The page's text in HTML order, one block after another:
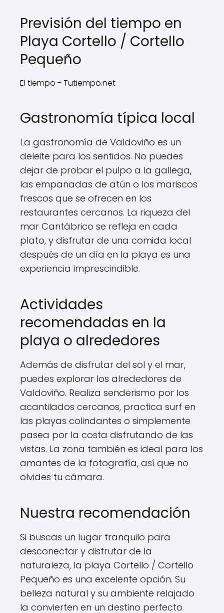
Previsión del tiempo en
Playa Cortello / Cortello
Pequeño
El tiempo - Tutiempo.net
Gastronomía típica local
La gastronomía de Valdoviño es un
deleite para los sentidos. No puedes
dejar de probar el pulpo a la gallega,
las empanadas de atún o los mariscos
frescos que se ofrecen en los
restaurantes cercanos. La riqueza del
mar Cantábrico se refleja en cada
plato, y disfrutar de una comida local
después de un día en la playa es una
experiencia imprescindible.
Actividades
recomendadas en la
playa o alrededores
Además de disfrutar del sol y el mar,
puedes explorar los alrededores de
Valdoviño. Realiza senderismo por los
acantilados cercanos, practica surf en
las playas colindantes o simplemente
pasea por la costa disfrutando de las
vistas. La zona también es ideal para los
amantes de la fotografía, así que no
olvides tu cámara.
Nuestra recomendación
Si buscas un lugar tranquilo para
desconectar y disfrutar de la
naturaleza, la playa Cortello / Cortello
Pequeño es una excelente opción. Su
belleza natural y su ambiente relajado
la convierten en un destino perfecto